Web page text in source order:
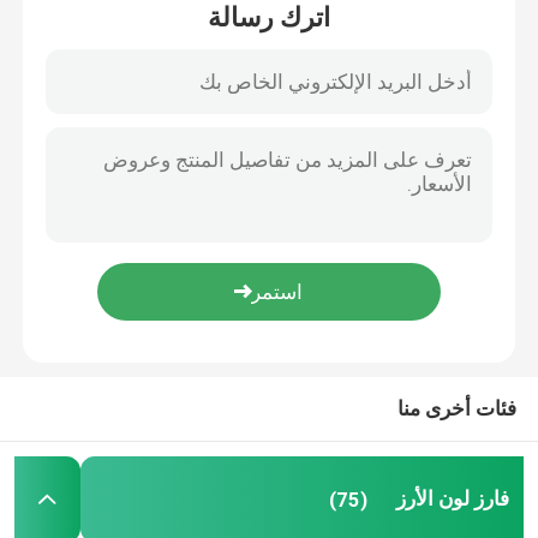
جولة في المعمل
اترك رسالة
فئات أخرى منا
فارز لون الأرز (75)